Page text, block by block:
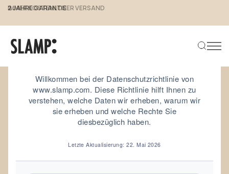
2 JAHRE GARANTIE
Produkt suchen
Datenschutzerklärung von
Willkommen bei der Datenschutzrichtlinie von
www.slamp.com. Diese Richtlinie hilft Ihnen zu
verstehen, welche Daten wir erheben, warum wir
sie erheben und welche Rechte Sie
diesbezüglich haben.
Letzte Aktualisierung: 22. Mai 2026